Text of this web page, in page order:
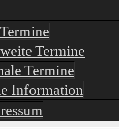
Termine
Termine
Information